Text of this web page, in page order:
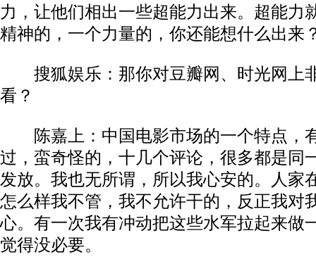
力，让他们相出一些超能力出来。超能力
精神的，一个力量的，你还能想什么出来
搜狐娱乐：那你对豆瓣网、时光网上
看？
陈嘉上：中国电影市场的一个特点，
过，蛮奇怪的，十几个评论，很多都是同
发放。我也无所谓，所以我心安的。人家
怎么样我不管，我不允许干的，反正我对
心。有一次我有冲动把这些水军拉起来做
觉得没必要。